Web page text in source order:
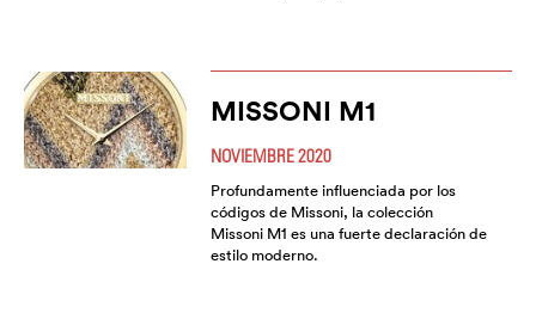
MISSONI M1
NOVIEMBRE 2020
Profundamente influenciada por los
códigos de Missoni, la colección
Missoni M1 es una fuerte declaración de
estilo moderno.